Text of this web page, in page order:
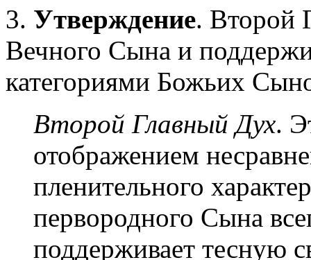
3. Утверждение. Второй
Вечного Сына и
категориями Божьих
Второй Главный Дух.
отображением
пленительного
первородного Сына
поддерживает тесную